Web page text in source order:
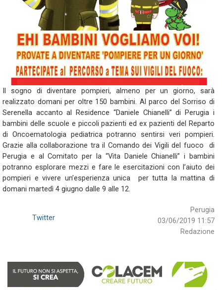
Il sogno di diventare pompieri, almeno per un giorno, sarà
realizzato domani per oltre 150 bambini. Al parco del Sorriso di
Serenella accanto al Residence “Daniele Chianelli” di Perugia i
bambini delle scuole e piccoli pazienti ed ex pazienti del Reparto
di Oncoematologia pediatrica potranno sentirsi veri pompieri.
Grazie alla collaborazione tra il Comando dei Vigili del fuoco di
Perugia e al Comitato per la “Vita Daniele Chianelli” i bambini
potranno esplorare mezzi e fare le esercitazioni con l’aiuto dei
pompieri e vivere un’esperienza unica per tutta la mattina di
domani martedì 4 giugno dalle 9 alle 12.
Perugia
03/06/2019 11:57
Redazione
Twitter